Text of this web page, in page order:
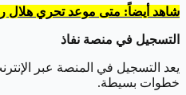
شاهد أيضاً: متى موعد تحري هلال رمضان 2024 في
التسجيل في منصة نفاذ
يعد التسجيل في المنصة عبر
خطوات بسيطة.